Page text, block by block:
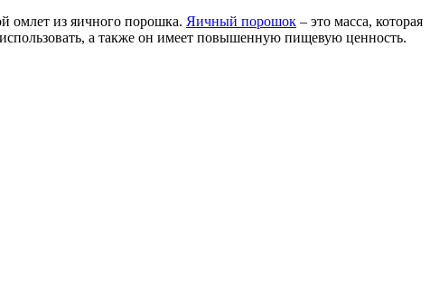
омлет из яичного порошка. Яичный порошок – это масса, которая
а также он имеет повышенную пищевую ценность.